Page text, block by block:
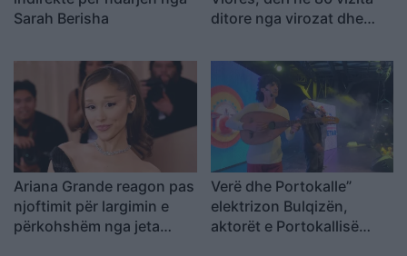
Sarah Berisha
ditore nga virozat dhe
Ariana Grande reagon pas
njoftimit për largimin e
përkohshëm nga jeta
Verë dhe Portokalle”
elektrizon Bulqizën,
aktorët e Portokallisë